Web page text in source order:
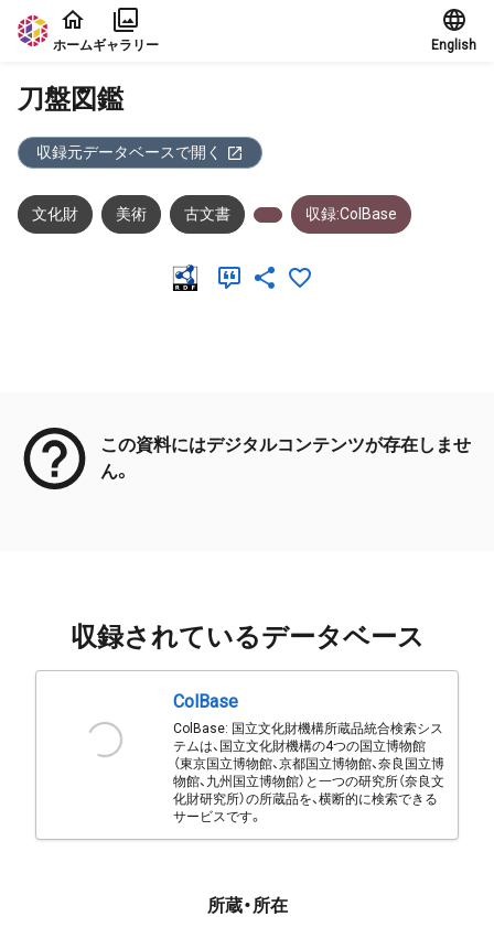
本文に飛ぶ
ホームギャラリー English
刀盤図鑑
収録元データベースで開く
文化財 美術 古文書 収録:ColBase
この資料にはデジタルコンテンツが存在しませ
ん。
収録されているデータベース
ColBase
ColBase: 国立文化財機構所蔵品統合検索シス
テムは、国立文化財機構の4つの国立博物館
（東京国立博物館、京都国立博物館、奈良国立博
物館、九州国立博物館）と一つの研究所（奈良文
化財研究所）の所蔵品を、横断的に検索できる
サービスです。
所蔵・所在